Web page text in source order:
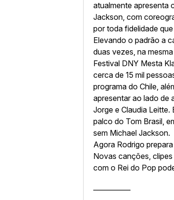
atualmente apresenta
Jackson, com
por toda fidelidade
Elevando o padrão a
duas vezes, na
Festival DNY Mesta
cerca de 15 mil
programa do Chile,
apresentar ao lado de
Jorge e Claudia Leitte.
palco do Tom Brasil,
sem Michael Jackson.
Agora Rodrigo
Novas canções,
com o Rei do Pop